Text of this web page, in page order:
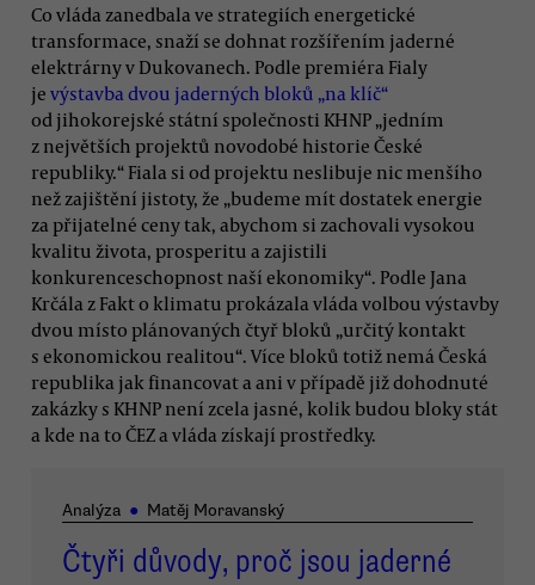
Co vláda zanedbala ve strategiích energetické
transformace, snaží se dohnat rozšířením jaderné
elektrárny v Dukovanech. Podle premiéra Fialy
je výstavba dvou jaderných bloků „na klíč“
od jihokorejské státní společnosti KHNP „jedním
z největších projektů novodobé historie České
republiky.“ Fiala si od projektu neslibuje nic menšího
než zajištění jistoty, že „budeme mít dostatek energie
za přijatelné ceny tak, abychom si zachovali vysokou
kvalitu života, prosperitu a zajistili
konkurenceschopnost naší ekonomiky“. Podle Jana
Krčála z Fakt o klimatu prokázala vláda volbou výstavby
dvou místo plánovaných čtyř bloků „určitý kontakt
s ekonomickou realitou“. Více bloků totiž nemá Česká
republika jak financovat a ani v případě již dohodnuté
zakázky s KHNP není zcela jasné, kolik budou bloky stát
a kde na to ČEZ a vláda získají prostředky.
Analýza ● Matěj Moravanský
Čtyři důvody, proč jsou jaderné